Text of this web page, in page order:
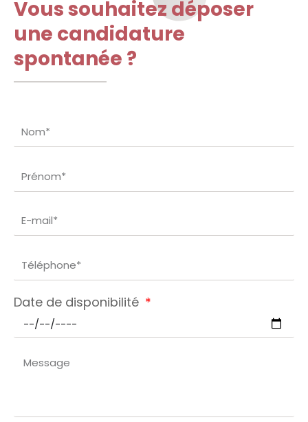
Vous souhaitez déposer
une candidature
spontanée ?
Date de disponibilité